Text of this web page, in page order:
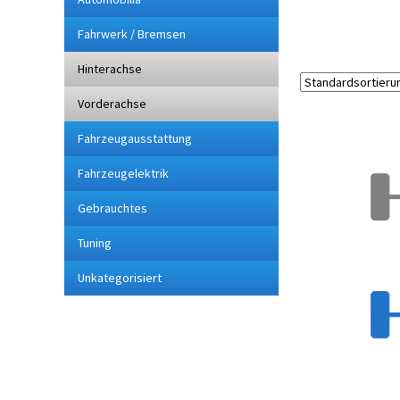
Fahrwerk / Bremsen
Hinterachse
Vorderachse
Fahrzeugausstattung
Fahrzeugelektrik
Gebrauchtes
Tuning
Unkategorisiert